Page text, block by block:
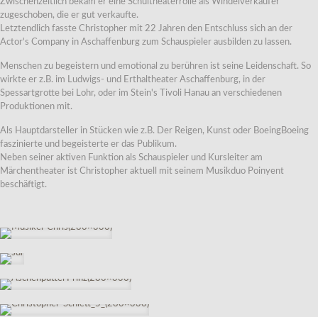
zugeschoben, die er gut verkaufte.
Letztendlich fasste Christopher mit 22 Jahren den Entschluss sich an der
Actor's Company in Aschaffenburg zum Schauspieler ausbilden zu lassen.
Menschen zu begeistern und emotional zu berühren ist seine Leidenschaft. So
wirkte er z.B. im Ludwigs- und Erthaltheater Aschaffenburg, in der
Spessartgrotte bei Lohr, oder im Stein's Tivoli Hanau an verschiedenen
Produktionen mit.
Als Hauptdarsteller in Stücken wie z.B. Der Reigen, Kunst oder BoeingBoeing
faszinierte und begeisterte er das Publikum.
Neben seiner aktiven Funktion als Schauspieler und Kursleiter am
Märchentheater ist Christopher aktuell mit seinem Musikduo Poinyent
beschäftigt.